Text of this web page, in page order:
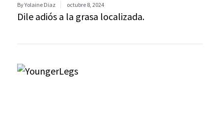
By Yolaine Diaz octubre 8, 2024
Dile adiós a la grasa localizada.